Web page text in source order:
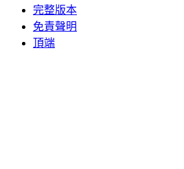
完整版本
免責聲明
頂端